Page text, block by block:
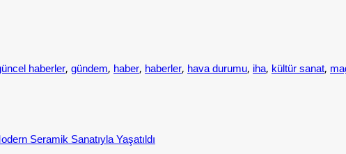
haberler, gündem, haber, haberler, hava durumu, iha, kültür sanat,